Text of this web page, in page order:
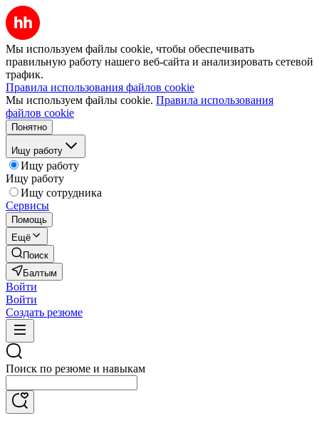
Мы используем файлы cookie, чтобы обеспечивать
правильную работу нашего веб-сайта и анализировать сетевой
трафик.
Правила использования файлов cookie
Мы используем файлы cookie. Правила использования
файлов cookie
Понятно
Ищу работу
Ищу работу
Ищу работу
Ищу сотрудника
Сервисы
Помощь
Ещё
Поиск
Балтым
Войти
Войти
Создать резюме
Поиск по резюме и навыкам